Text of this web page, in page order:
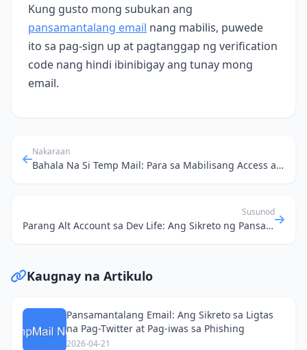
Kung gusto mong subukan ang
pansamantalang email nang mabilis, puwede
ito sa pag‑sign up at pagtanggap ng verification
code nang hindi ibinibigay ang tunay mong
email.
Nakaraan
Bahala Na Si Temp Mail: Para sa Mabilisang Access at Proteksyon ng Privacy sa mga Public Hotspots!
Susunod
Parang Alt Account sa Dev Life: Ang Sikreto ng Pansamantalang Email sa Pag-iingat Online
Kaugnay na Artikulo
Pansamantalang Email: Ang Sikreto sa Ligtas
na Pag-Twitter at Pag-iwas sa Phishing
2026-04-21